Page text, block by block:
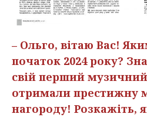
– Ольго, вітаю Вас!
початок 2024 року?
свій перший
отримали престижну
нагороду! Розкажіть,